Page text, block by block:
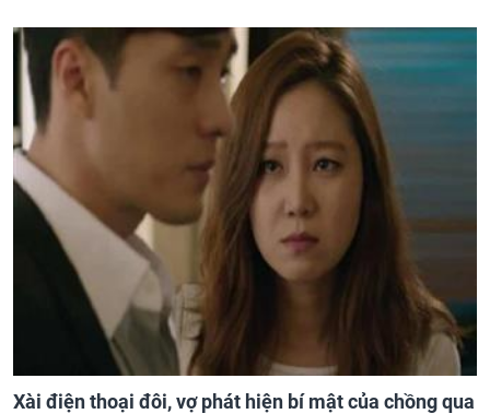
Xài điện thoại đôi, vợ phát hiện bí mật của chồng qua